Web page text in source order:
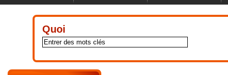
Quoi